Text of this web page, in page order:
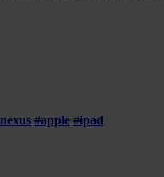
nexus #apple #ipad